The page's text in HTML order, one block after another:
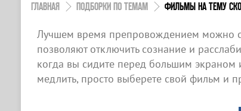
ГЛАВНАЯ ПОДБОРКИ ПО ТЕМАМ ФИЛЬМЫ НА ТЕМУ
Лучшем время препровождением можно
позволяют отключить сознание и
когда вы сидите перед большим экраном
медлить, просто выберете свой фильм и